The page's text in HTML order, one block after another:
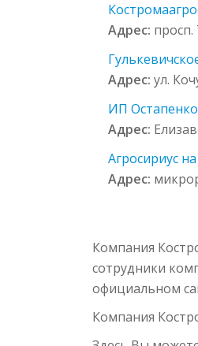
Адрес:
Адрес: ул.
ИП Остапенко
Адрес:
Агросириус
Адрес:
Компания
сотрудники
официальном
Компания